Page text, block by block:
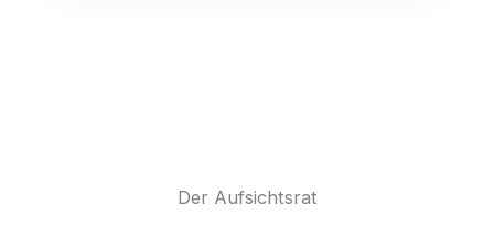
Der Aufsichtsrat